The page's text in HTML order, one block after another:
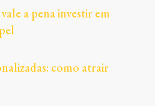
a pena investir em
como atrair